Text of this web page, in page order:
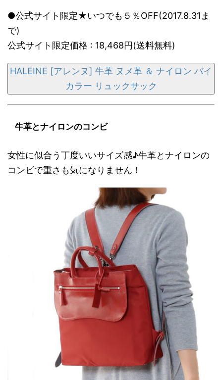
●公式サイト限定★いつでも５％OFF(2017.8.31ま
で)
公式サイト限定価格 : 18,468円(送料無料)
HALEINE [アレンヌ] 牛革 ヌメ革 ＆ ナイロン バイ
カラー リュックサック
牛革とナイロンのコンビ
女性に似合う丁度いいサイズ感♪牛革とナイロンの
コンビで重さも気になりません！